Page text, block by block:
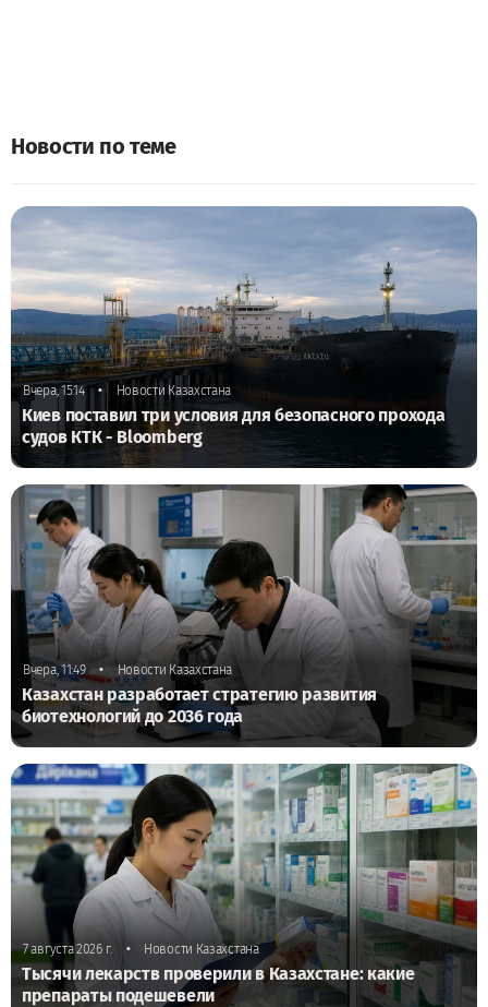
Новости по теме
Вчера, 15:14 • Новости Казахстана
Киев поставил три условия для безопасного прохода
судов КТК - Bloomberg
Вчера, 11:49 • Новости Казахстана
Казахстан разработает стратегию развития
биотехнологий до 2036 года
7 августа 2026 г. • Новости Казахстана
Тысячи лекарств проверили в Казахстане: какие
препараты подешевели